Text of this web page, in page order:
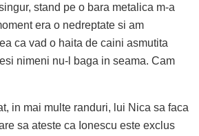
stand pe o bara metalica m-a
era o nedreptate si am
ca vad o haita de caini asmutita
nimeni nu-l baga in seama. Cam
in mai multe randuri, lui Nica sa faca
sa ateste ca Ionescu este exclus